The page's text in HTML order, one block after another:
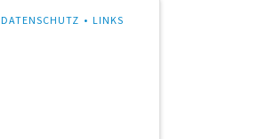
DATENSCHUTZ LINKS